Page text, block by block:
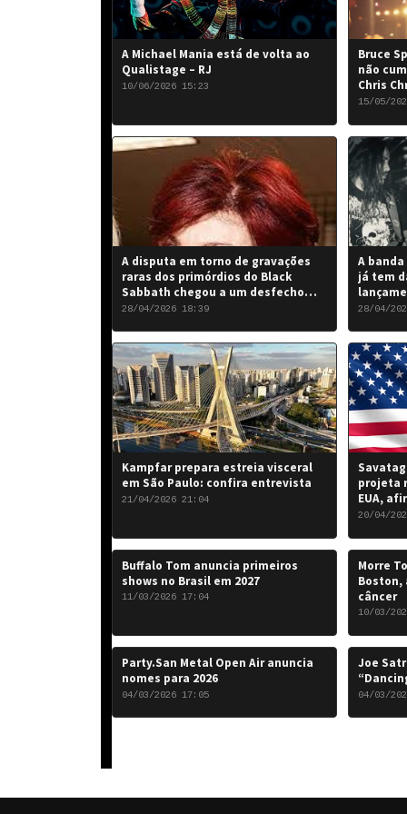
A Michael Mania está de volta ao
Qualistage – RJ
10/06/2026 15:23
Bruce
não
Chris
15/05/
A disputa em torno de gravações
raras dos primórdios do Black
Sabbath chegou a um desfecho
favorável para a banda.
28/04/2026 18:39
A
já tem
“Rise of
28/04/
Kampfar prepara estreia visceral
em São Paulo: confira entrevista
21/04/2026 21:04
projeta
EUA,
20/04/
Buffalo Tom anuncia primeiros
shows no Brasil em 2027
11/03/2026 17:04
Morre
Boston,
câncer
10/03/
Party.San Metal Open Air anuncia
nomes para 2026
04/03/2026 17:05
Joe
04/03/